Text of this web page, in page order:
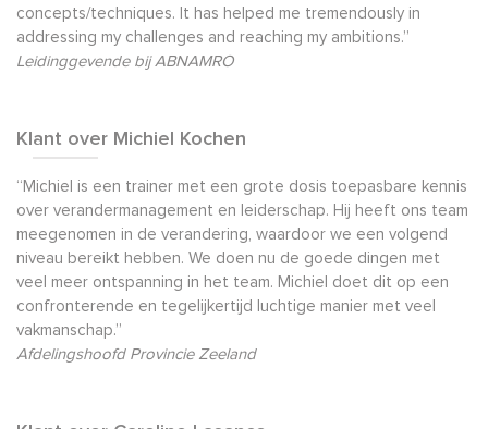
concepts/techniques. It has helped me tremendously in
addressing my challenges and reaching my ambitions.”
Leidinggevende bij ABNAMRO
Klant over Michiel Kochen
“Michiel is een trainer met een grote dosis toepasbare kennis
over verandermanagement en leiderschap. Hij heeft ons team
meegenomen in de verandering, waardoor we een volgend
niveau bereikt hebben. We doen nu de goede dingen met
veel meer ontspanning in het team. Michiel doet dit op een
confronterende en tegelijkertijd luchtige manier met veel
vakmanschap.”
Afdelingshoofd Provincie Zeeland